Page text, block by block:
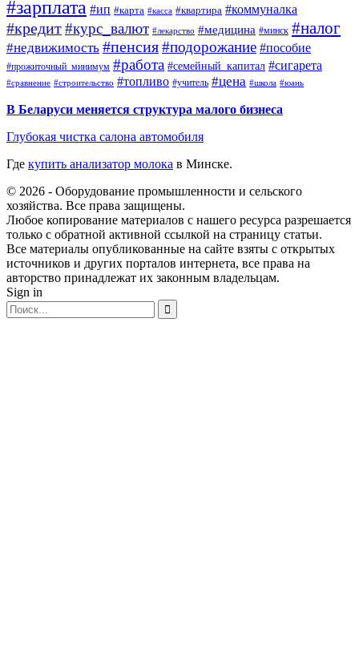
#зарплата #ип #карта #касса #квартира #коммуналка
#кредит#курс_валют #лекарство #медицина #минск #налог
#недвижимость #пенсия#подорожание #пособие
#прожиточный_минимум #работа #семейный_капитал #сигарета
#сравнение #строительство #топливо #учитель #цена #школа #юань
В Беларуси меняется структура малого бизнеса
Глубокая чистка салона автомобиля
Где купить анализатор молока в Минске.
© 2026 - Оборудование промышленности и сельского
хозяйства. Все права защищены.
Любое копирование материалов с нашего ресурса разрешается
только с обратной активной ссылкой на страницу статьи.
Все материалы опубликованные на сайте взяты с открытых
источников и других порталов интернета, все права на
авторство принадлежат их законным владельцам.
Sign in